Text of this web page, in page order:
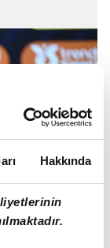
Hakkında